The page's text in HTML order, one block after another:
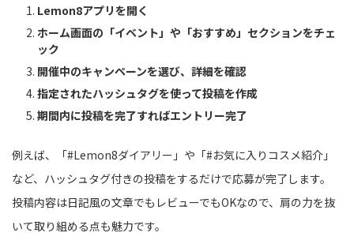
Lemon8アプリを開く
ホーム画面の「イベント」や「おすすめ」セクションをチェ
ック
開催中のキャンペーンを選び、詳細を確認
指定されたハッシュタグを使って投稿を作成
期間内に投稿を完了すればエントリー完了
例えば、「#Lemon8ダイアリー」や「#お気に入りコスメ紹介」
など、ハッシュタグ付きの投稿をするだけで応募が完了します。
投稿内容は日記風の文章でもレビューでもOKなので、肩の力を抜
いて取り組める点も魅力です。